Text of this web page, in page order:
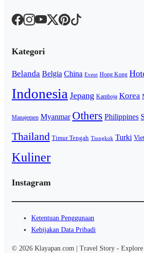
Kategori
Belanda Belgia China Event Hong Kong
Indonesia Jepang Kamboja Korea
Manajemen Myanmar Others Philippines
Thailand Timur Tengah Tiongkok Turki
Kuliner
Instagram
Ketentuan Penggunaan
Kebijakan Data Pribadi
© 2026 Klayapan.com | Travel Story -